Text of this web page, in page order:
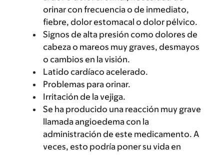
orinar con frecuencia o de inmediato,
fiebre, dolor estomacal o dolor pélvico.
Signos de alta presión como dolores de
cabeza o mareos muy graves, desmayos
o cambios en la visión.
Latido cardíaco acelerado.
Problemas para orinar.
Irritación de la vejiga.
Se ha producido una reacción muy grave
llamada angioedema con la
administración de este medicamento. A
veces, esto podría poner su vida en